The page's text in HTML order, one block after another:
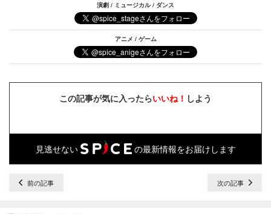
演劇 / ミュージカル / ダンス
アニメ / ゲーム
この記事が気に入ったらいいね！ しよう
見逃せない の最新情報をお届けします
前の記事 次の記事